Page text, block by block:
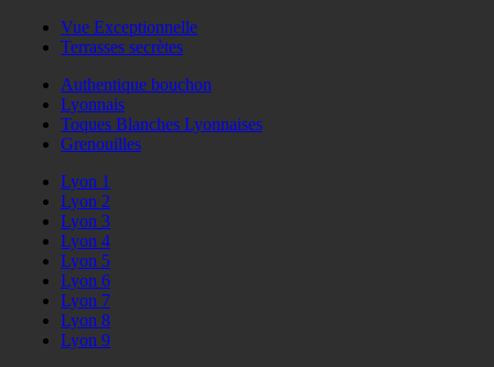
Vue Exceptionnelle
Terrasses secrètes
Authentique bouchon
Lyonnais
Toques Blanches Lyonnaises
Grenouilles
Lyon 1
Lyon 2
Lyon 3
Lyon 4
Lyon 5
Lyon 6
Lyon 7
Lyon 8
Lyon 9